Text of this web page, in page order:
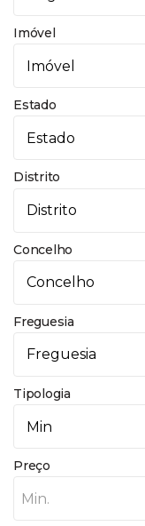
Imóvel
Estado
Distrito
Concelho
Freguesia
Tipologia
Preço
Min.